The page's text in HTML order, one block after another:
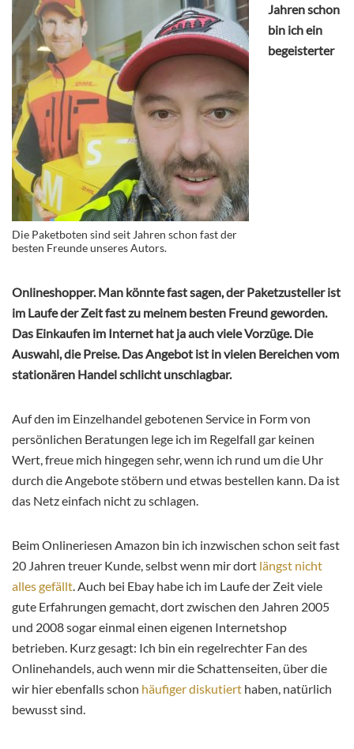
Die Paketboten sind seit Jahren schon fast der
besten Freunde unseres Autors.
Jahren schon
bin ich ein
begeisterter
Onlineshopper. Man könnte fast sagen, der Paketzusteller ist
im Laufe der Zeit fast zu meinem besten Freund geworden.
Das Einkaufen im Internet hat ja auch viele Vorzüge. Die
Auswahl, die Preise. Das Angebot ist in vielen Bereichen vom
stationären Handel schlicht unschlagbar.
Auf den im Einzelhandel gebotenen Service in Form von
persönlichen Beratungen lege ich im Regelfall gar keinen
Wert, freue mich hingegen sehr, wenn ich rund um die Uhr
durch die Angebote stöbern und etwas bestellen kann. Da ist
das Netz einfach nicht zu schlagen.
Beim Onlineriesen Amazon bin ich inzwischen schon seit fast
20 Jahren treuer Kunde, selbst wenn mir dort längst nicht
alles gefällt . Auch bei Ebay habe ich im Laufe der Zeit viele
gute Erfahrungen gemacht, dort zwischen den Jahren 2005
und 2008 sogar einmal einen eigenen Internetshop
betrieben. Kurz gesagt: Ich bin ein regelrechter Fan des
Onlinehandels, auch wenn mir die Schattenseiten, über die
wir hier ebenfalls schon häufiger diskutiert haben, natürlich
bewusst sind.